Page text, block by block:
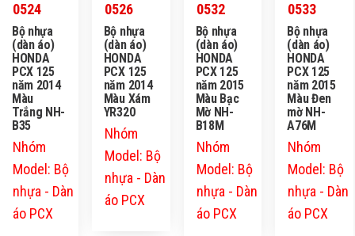
0524
Bộ nhựa
(dàn áo)
HONDA
PCX 125
năm 2014
Màu
Trắng NH-
B35
Nhóm
Model: Bộ
nhựa - Dàn
áo PCX
0526
Bộ nhựa
(dàn áo)
HONDA
PCX 125
năm 2014
Màu Xám
YR320
Nhóm
Model: Bộ
nhựa - Dàn
áo PCX
0532
Bộ nhựa
(dàn áo)
HONDA
PCX 125
năm 2015
Màu Bạc
Mờ NH-
B18M
Nhóm
Model: Bộ
nhựa - Dàn
áo PCX
0533
Bộ nhựa
(dàn áo)
HONDA
PCX 125
năm 2015
Màu Đen
mờ NH-
A76M
Nhóm
Model: Bộ
nhựa - Dàn
áo PCX